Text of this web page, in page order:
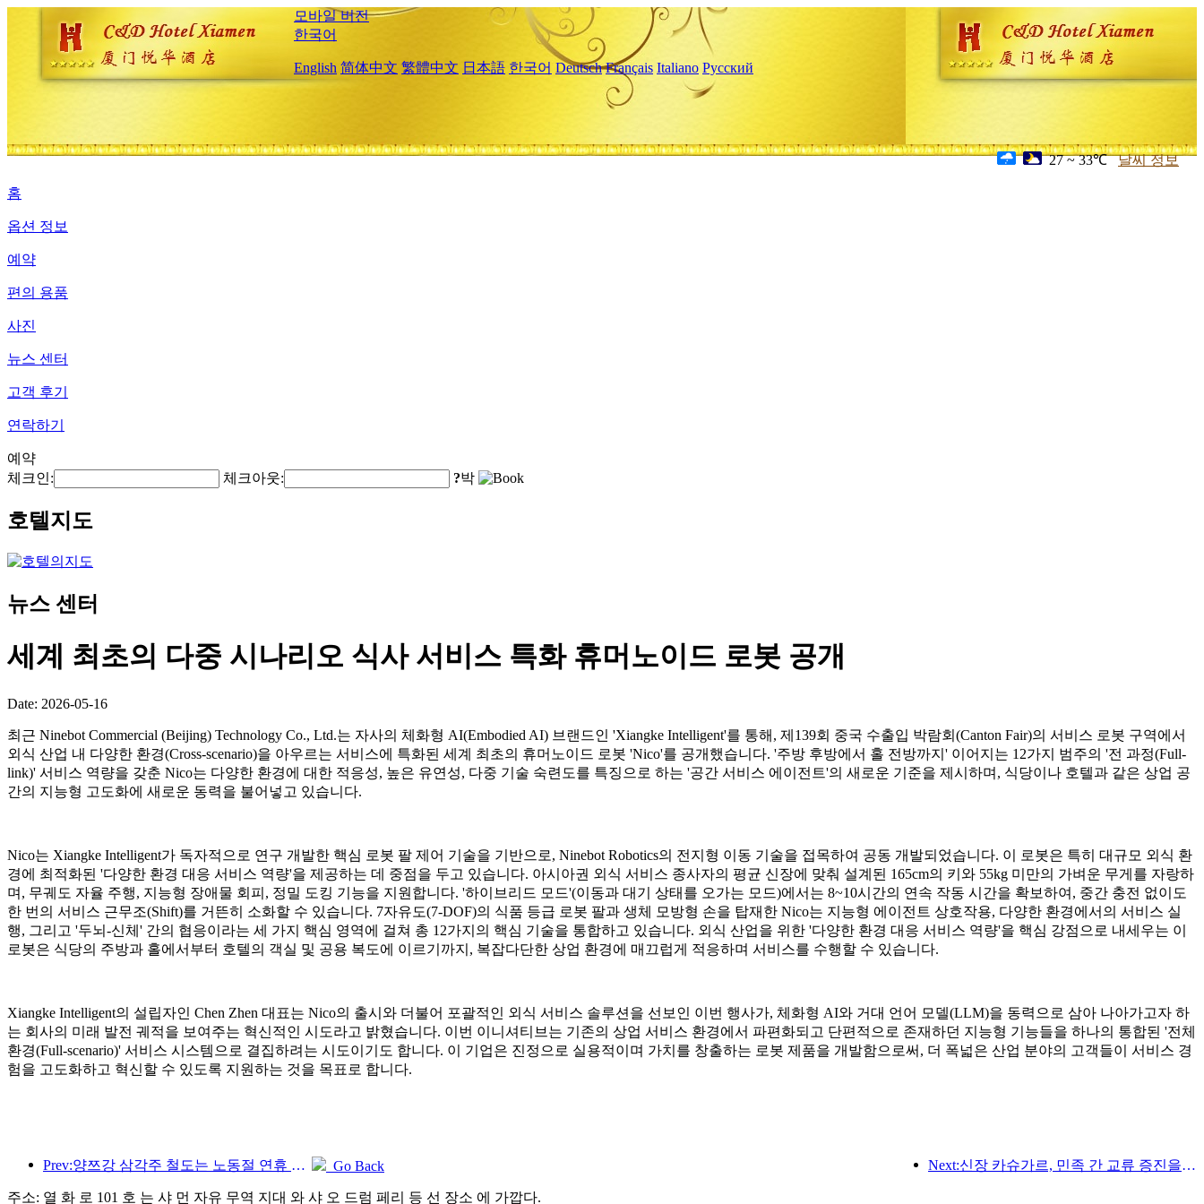
모바일 버전
한국어
English 简体中文 繁體中文 日本語 한국어 Deutsch Français Italiano Русский
27 ~ 33℃ 날씨 정보
홈
옵션 정보
예약
편의 용품
사진
뉴스 센터
고객 후기
연락하기
예약
체크인:
체크아웃: ?박
호텔지도
뉴스 센터
세계 최초의 다중 시나리오 식사 서비스 특화 휴머노이드 로봇 공개
Date: 2026-05-16
최근 Ninebot Commercial (Beijing) Technology Co., Ltd.는 자사의 체화형 AI(Embodied AI) 브랜드인 'Xiangke Intelligent'를 통해, 제139회 중국 수출입 박람회(Canton Fair)의 서비스 로봇 구역에서
외식 산업 내 다양한 환경(Cross-scenario)을 아우르는 서비스에 특화된 세계 최초의 휴머노이드 로봇 'Nico'를 공개했습니다. '주방 후방에서 홀 전방까지' 이어지는 12가지 범주의 '전 과정(Full-
link)' 서비스 역량을 갖춘 Nico는 다양한 환경에 대한 적응성, 높은 유연성, 다중 기술 숙련도를 특징으로 하는 '공간 서비스 에이전트'의 새로운 기준을 제시하며, 식당이나 호텔과 같은 상업 공
간의 지능형 고도화에 새로운 동력을 불어넣고 있습니다.
Nico는 Xiangke Intelligent가 독자적으로 연구 개발한 핵심 로봇 팔 제어 기술을 기반으로, Ninebot Robotics의 전지형 이동 기술을 접목하여 공동 개발되었습니다. 이 로봇은 특히 대규모 외식 환
경에 최적화된 '다양한 환경 대응 서비스 역량'을 제공하는 데 중점을 두고 있습니다. 아시아권 외식 서비스 종사자의 평균 신장에 맞춰 설계된 165cm의 키와 55kg 미만의 가벼운 무게를 자랑하
며, 무궤도 자율 주행, 지능형 장애물 회피, 정밀 도킹 기능을 지원합니다. '하이브리드 모드'(이동과 대기 상태를 오가는 모드)에서는 8~10시간의 연속 작동 시간을 확보하여, 중간 충전 없이도
한 번의 서비스 근무조(Shift)를 거뜬히 소화할 수 있습니다. 7자유도(7-DOF)의 식품 등급 로봇 팔과 생체 모방형 손을 탑재한 Nico는 지능형 에이전트 상호작용, 다양한 환경에서의 서비스 실
행, 그리고 '두뇌-신체' 간의 협응이라는 세 가지 핵심 영역에 걸쳐 총 12가지의 핵심 기술을 통합하고 있습니다. 외식 산업을 위한 '다양한 환경 대응 서비스 역량'을 핵심 강점으로 내세우는 이
로봇은 식당의 주방과 홀에서부터 호텔의 객실 및 공용 복도에 이르기까지, 복잡다단한 상업 환경에 매끄럽게 적응하며 서비스를 수행할 수 있습니다.
Xiangke Intelligent의 설립자인 Chen Zhen 대표는 Nico의 출시와 더불어 포괄적인 외식 서비스 솔루션을 선보인 이번 행사가, 체화형 AI와 거대 언어 모델(LLM)을 동력으로 삼아 나아가고자 하
는 회사의 미래 발전 궤적을 보여주는 혁신적인 시도라고 밝혔습니다. 이번 이니셔티브는 기존의 상업 서비스 환경에서 파편화되고 단편적으로 존재하던 지능형 기능들을 하나의 통합된 '전체
환경(Full-scenario)' 서비스 시스템으로 결집하려는 시도이기도 합니다. 이 기업은 진정으로 실용적이며 가치를 창출하는 로봇 제품을 개발함으로써, 더 폭넓은 산업 분야의 고객들이 서비스 경
험을 고도화하고 혁신할 수 있도록 지원하는 것을 목표로 합니다.
Prev:양쯔강 삼각주 철도는 노동절 연휴 기간 동안 2,138만 명이 넘는 승객을 수송했습니다. Next:신장 카슈가르, 민족 간 교류 증진을 위한 관광 홍보 행사 개최
Go Back
주소: 열 화 로 101 호 는 샤 먼 자유 무역 지대 와 샤 오 드럼 페리 등 선 장소 에 가깝다.